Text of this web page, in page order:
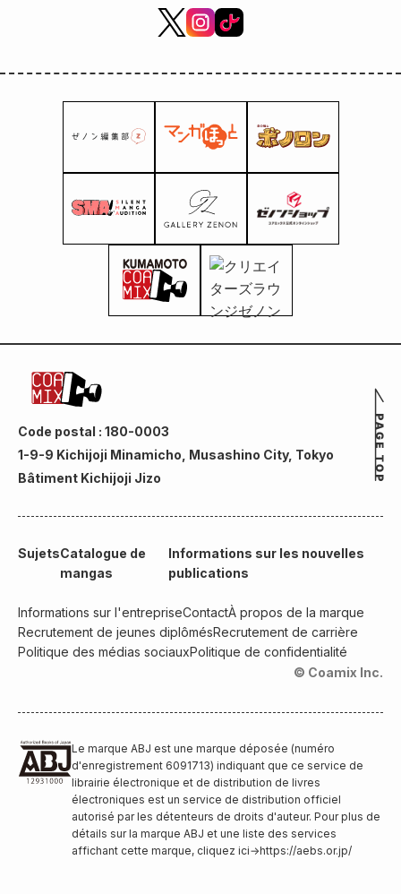
Code postal : 180-0003
1-9-9 Kichijoji Minamicho, Musashino City, Tokyo
Bâtiment Kichijoji Jizo
SujetsCatalogue de
mangas
Informations sur les nouvelles
publications
Informations sur l'entrepriseContactÀ propos de la marque
Recrutement de jeunes diplômésRecrutement de carrière
Politique des médias sociauxPolitique de confidentialité
© Coamix Inc.
Le marque ABJ est une marque déposée (numéro
d'enregistrement 6091713) indiquant que ce service de
librairie électronique et de distribution de livres
électroniques est un service de distribution officiel
autorisé par les détenteurs de droits d'auteur. Pour plus de
détails sur la marque ABJ et une liste des services
affichant cette marque, cliquez ici→https://aebs.or.jp/